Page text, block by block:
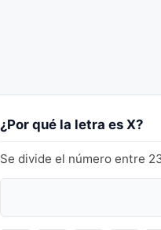
¿Por qué la letra es X?
Se divide el número entre